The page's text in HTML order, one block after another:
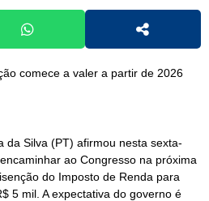
comece a valer a partir de 2026
da Silva (PT) afirmou nesta sexta-
ao Congresso na próxima
do Imposto de Renda para
5 mil. A expectativa do governo é